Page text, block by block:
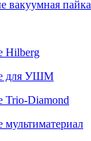
вакуумная пайка
Hilberg
для УШМ
Trio-Diamond